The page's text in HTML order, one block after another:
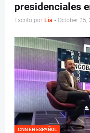
presidenciales
Escrito por Lia - October 25,
CNN EN ESPAÑOL